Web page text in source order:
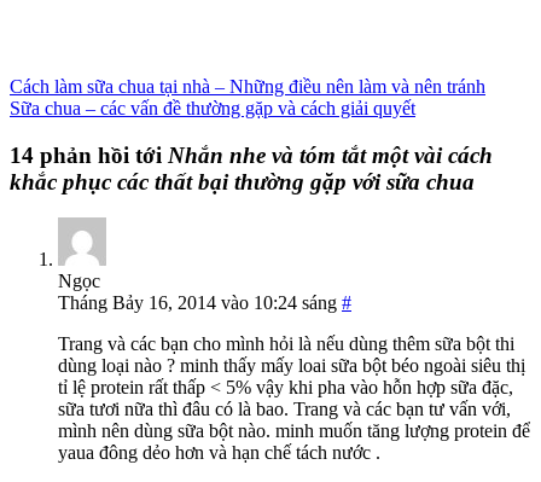
Cách làm sữa chua tại nhà – Những điều nên làm và nên tránh
Sữa chua – các vấn đề thường gặp và cách giải quyết
14 phản hồi tới Nhắn nhe và tóm tắt một vài cách
khắc phục các thất bại thường gặp với sữa chua
Ngọc
Tháng Bảy 16, 2014 vào 10:24 sáng #
Trang và các bạn cho mình hỏi là nếu dùng thêm sữa bột thi
dùng loại nào ? minh thấy mấy loai sữa bột béo ngoài siêu thị
tỉ lệ protein rất thấp < 5% vậy khi pha vào hỗn hợp sữa đặc,
sữa tươi nữa thì đâu có là bao. Trang và các bạn tư vấn với,
mình nên dùng sữa bột nào. minh muốn tăng lượng protein để
yaua đông dẻo hơn và hạn chế tách nước .